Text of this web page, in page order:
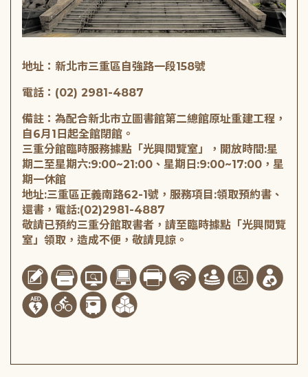
地址：新北市三重區自強路一段158號
電話：(02) 2981-4887
備註：為配合新北市立圖書館第二總館原址重建工程，
自6月1日起全館閉館。
三重分館臨時服務據點「光興閱覽室」，開放時間:星
期二至星期六:9:00~21:00、星期日:9:00~17:00，星
期一休館
地址:三重區正義南路62-1號，服務項目:領取預約書、
還書，電話:(02)2981-4887
敬請已預約三重分館取書者，請至臨時據點「光興閱覽
室」領取，造成不便，敬請見諒。